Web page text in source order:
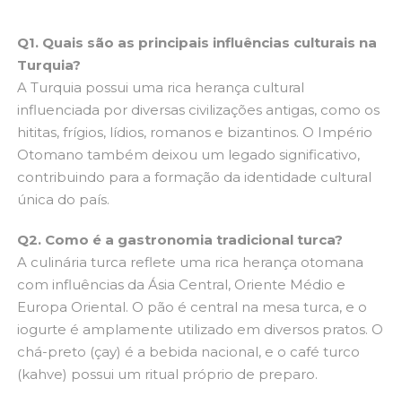
Q1. Quais são as principais influências culturais na
Turquia?
A Turquia possui uma rica herança cultural
influenciada por diversas civilizações antigas, como os
hititas, frígios, lídios, romanos e bizantinos. O Império
Otomano também deixou um legado significativo,
contribuindo para a formação da identidade cultural
única do país.
Q2. Como é a gastronomia tradicional turca?
A culinária turca reflete uma rica herança otomana
com influências da Ásia Central, Oriente Médio e
Europa Oriental. O pão é central na mesa turca, e o
iogurte é amplamente utilizado em diversos pratos. O
chá-preto (çay) é a bebida nacional, e o café turco
(kahve) possui um ritual próprio de preparo.